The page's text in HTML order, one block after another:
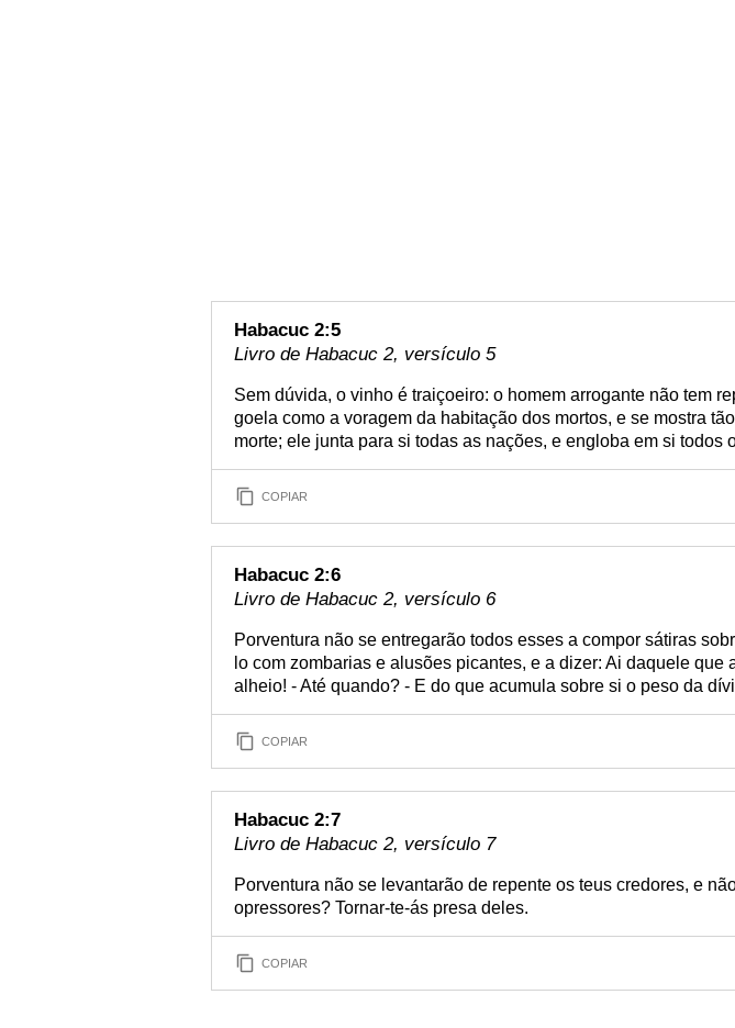
Habacuc 2:5
Livro de Habacuc 2, versículo 5
Sem dúvida, o vinho é traiçoeiro: o homem arrogante não tem
goela como a voragem da habitação dos mortos, e se mostra
morte; ele junta para si todas as nações, e engloba em si todos
COPIAR
Habacuc 2:6
Livro de Habacuc 2, versículo 6
Porventura não se entregarão todos esses a compor sátiras
lo com zombarias e alusões picantes, e a dizer: Ai daquele que
alheio! - Até quando? - E do que acumula sobre si o peso da
COPIAR
Habacuc 2:7
Livro de Habacuc 2, versículo 7
Porventura não se levantarão de repente os teus credores, e
opressores? Tornar-te-ás presa deles.
COPIAR